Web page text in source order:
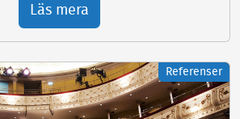
Läs mera
Referenser